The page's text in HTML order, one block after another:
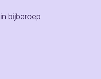
bijberoep